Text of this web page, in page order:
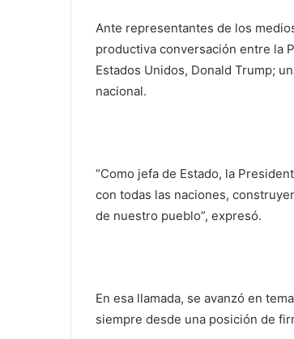
Ante representantes de los
productiva conversación entre la
Estados Unidos, Donald Trump;
nacional.
“Como jefa de Estado, la
con todas las naciones,
de nuestro pueblo”, expresó.
En esa llamada, se avanzó en
siempre desde una posición de